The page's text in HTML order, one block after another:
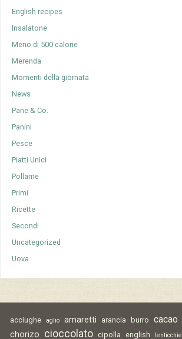
English recipes
Insalatone
Meno di 500 calorie
Merenda
Momenti della giornata
News
Pane & Co.
Panini
Pesce
Piatti Unici
Pollame
Primi
Ricette
Secondi
Uncategorized
Uova
acciughe aglio amaretti arancia burro cacao
chorizo
cioccolato cipolla english lenticchie